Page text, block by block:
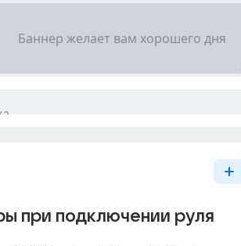
при подключении руля